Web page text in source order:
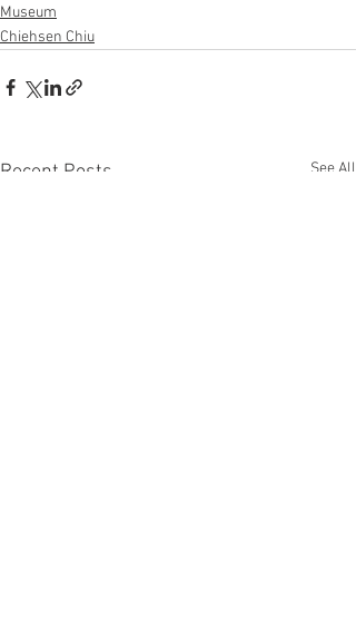
Museum
Chiehsen Chiu
Recent Posts See All